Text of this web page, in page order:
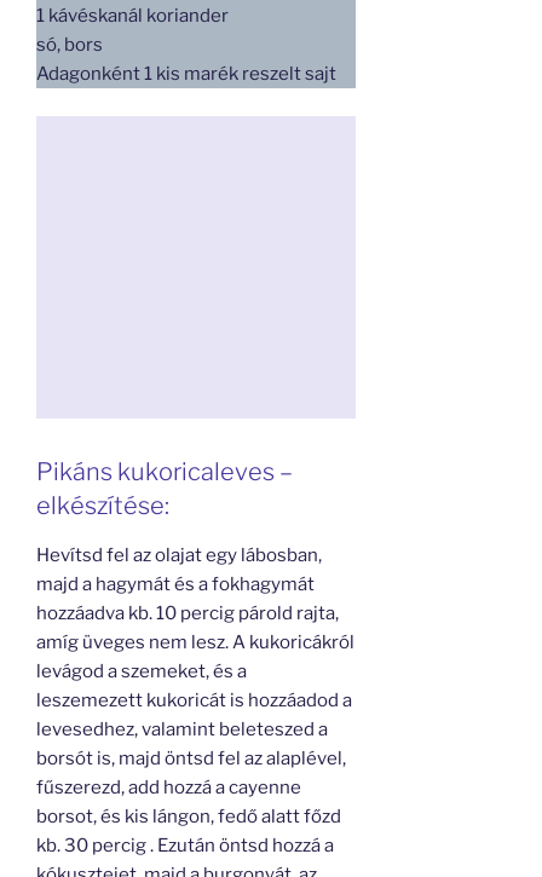
1 kávéskanál koriander
só, bors
Adagonként 1 kis marék reszelt sajt
Pikáns kukoricaleves –
elkészítése:
Hevítsd fel az olajat egy lábosban,
majd a hagymát és a fokhagymát
hozzáadva kb. 10 percig párold rajta,
amíg üveges nem lesz. A kukoricákról
levágod a szemeket, és a
leszemezett kukoricát is hozzáadod a
levesedhez, valamint beleteszed a
borsót is, majd öntsd fel az alaplével,
fűszerezd, add hozzá a cayenne
borsot, és kis lángon, fedő alatt főzd
kb. 30 percig . Ezután öntsd hozzá a